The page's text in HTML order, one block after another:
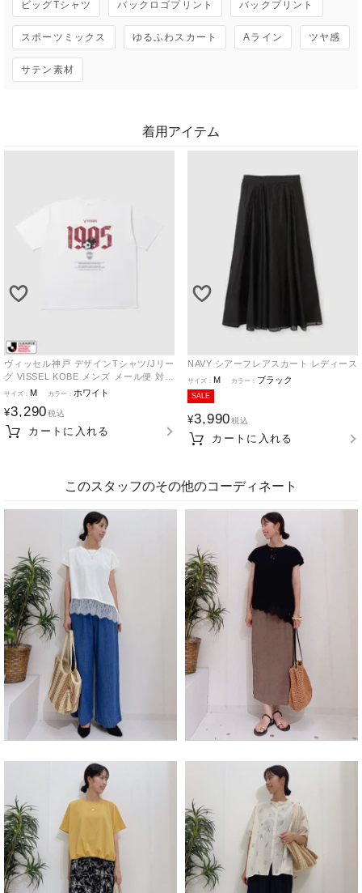
ビッグTシャツ バックロゴプリント バックプリント
スポーツミックス ゆるふわスカート Aライン ツヤ感
サテン素材
着用アイテム
ヴィッセル神戸 デザインTシャツ/Jリー
グ VISSEL KOBE メンズ メール便 対応
商品
M ホワイト
¥3,290 税込
カートに入れる
NAVY シアーフレアスカート レディース
M
ブラック
SALE
¥3,990 税込
カートに入れる
このスタッフのその他のコーディネート